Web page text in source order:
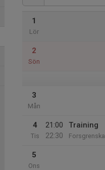
1
Lör
2
Sön
3
Mån
4
Tis
21:00
22:30
Training
Forsgrenska
5
Ons